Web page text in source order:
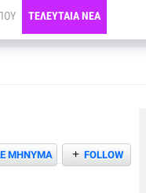
ΤΕΛΕΥΤΑΙΑ ΝΕΑ
+ FOLLOW
ΜΗΝΥΜΑ